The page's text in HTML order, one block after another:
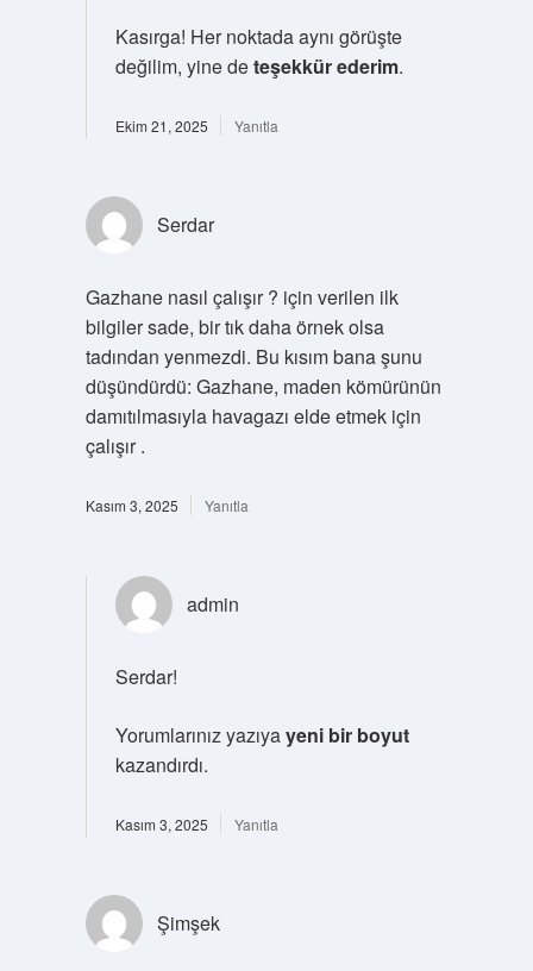
Kasırga! Her noktada aynı görüşte
değilim, yine deteşekkür ederim.
Ekim 21, 2025 Yanıtla
Serdar
Gazhane nasıl çalışır ? için verilen ilk
bilgiler sade, bir tık daha örnek olsa
tadından yenmezdi. Bu kısım bana şunu
düşündürdü: Gazhane, maden kömürünün
damıtılmasıyla havagazı elde etmek için
çalışır .
Kasım 3, 2025 Yanıtla
admin
Serdar!
Yorumlarınız yazıyayeni bir boyut
kazandırdı.
Kasım 3, 2025 Yanıtla
Şimşek